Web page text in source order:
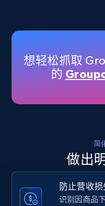
Title, Seller name,
price, Currency,
35.2K+ 5.7K+
Amazon products -
upc numbers
price, Currency,
more.
想轻松抓取
的
简
做出
防止营收损
识别因商品